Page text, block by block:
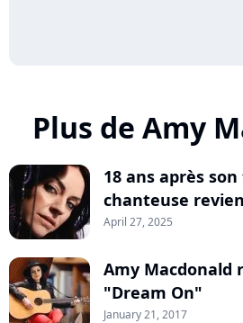
Plus de Amy
18 ans après
chanteuse
April 27, 2025
Amy Macdonald
"Dream On"
January 21, 2017